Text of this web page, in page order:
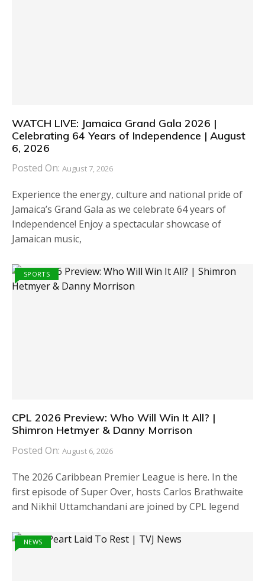
WATCH LIVE: Jamaica Grand Gala 2026 |
Celebrating 64 Years of Independence | August
6, 2026
Posted On: August 7, 2026
Experience the energy, culture and national pride of
Jamaica’s Grand Gala as we celebrate 64 years of
Independence! Enjoy a spectacular showcase of
Jamaican music,
SPORTS
CPL 2026 Preview: Who Will Win It All? |
Shimron Hetmyer & Danny Morrison
Posted On: August 6, 2026
The 2026 Caribbean Premier League is here. In the
first episode of Super Over, hosts Carlos Brathwaite
and Nikhil Uttamchandani are joined by CPL legend
NEWS